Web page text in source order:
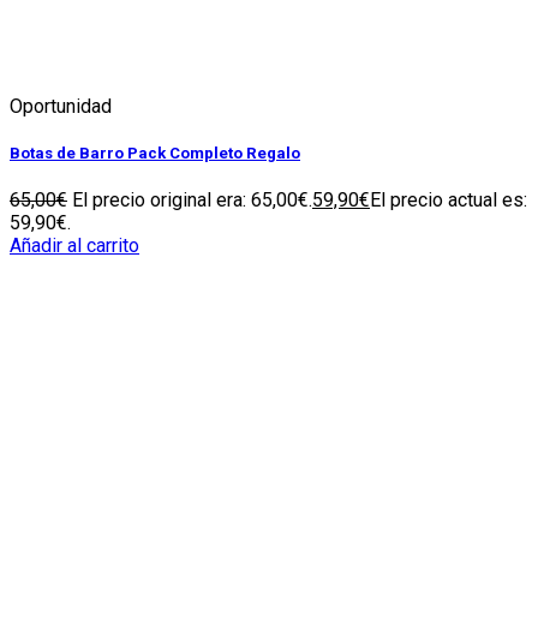
Oportunidad
Botas de Barro Pack Completo Regalo
65,00€ El precio original era: 65,00€.59,90€El precio actual es:
59,90€.
Añadir al carrito